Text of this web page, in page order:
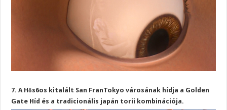
7. A Hős6os kitalált San FranTokyo városának hídja a Golden
Gate Híd és a tradicionális japán torii kombinációja.